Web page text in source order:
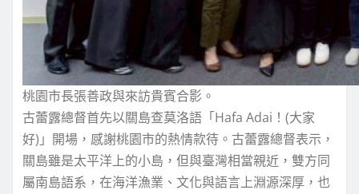
桃園市長張善政與來訪貴賓合影。
古蕾露總督首先以關島查莫洛語「Hafa Adai！(大家
好)」開場，感謝桃園市的熱情款待。古蕾露總督表示，
關島雖是太平洋上的小島，但與臺灣相當親近，雙方同
屬南島語系，在海洋漁業、文化與語言上淵源深厚，也